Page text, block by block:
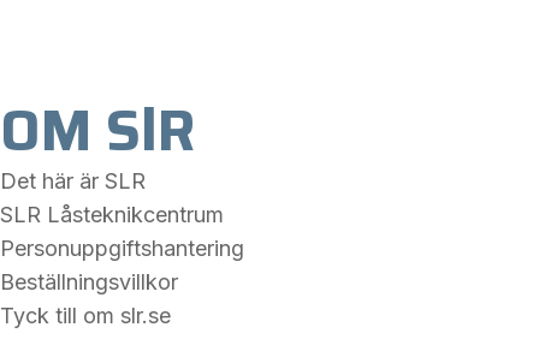
OM SlR
Det här är SLR
SLR Låsteknikcentrum
Personuppgiftshantering
Beställningsvillkor
Tyck till om slr.se